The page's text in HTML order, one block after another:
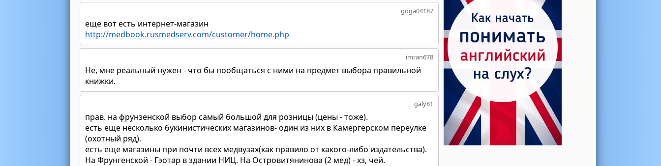
goga04187
еще вот есть интернет-магазин
http://medbook.rusmedserv.com/customer/home.php
imran678
Не, мне реальный нужен - что бы пообщаться с ними на предмет выбора правильной
книжки.
galy81
прав. на фрунзенской выбор самый большой для розницы (цены - тоже).
есть еще несколько букинистических магазинов- один из них в Камергерском переулке
(охотный ряд).
есть еще магазины при почти всех медвузах(как правило от какого-либо издательства).
На Фрунгенской - Гэотар в здании НИЦ. На Островитянинова (2 мед) - хз, чей.
Артемов Иван →
Болит и опухло колено
Чернов Игорь →Болят суставы при занятиях
спортом